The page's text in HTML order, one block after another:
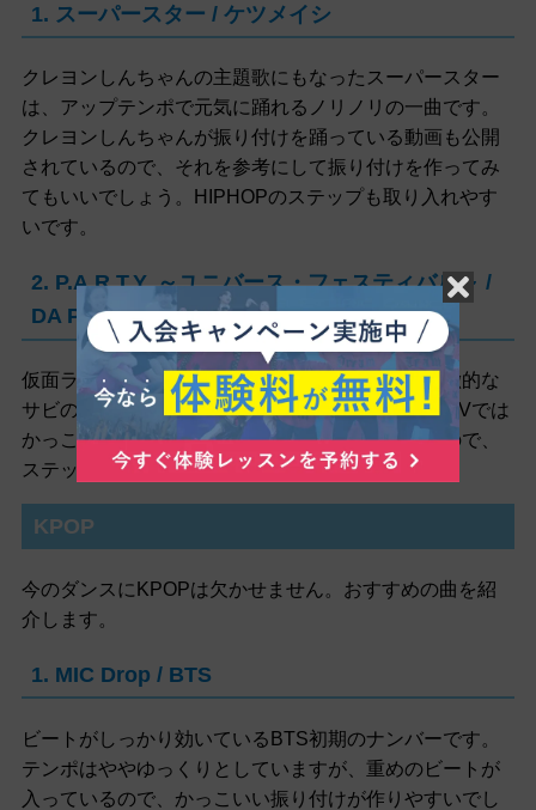
1. スーパースター / ケツメイシ
クレヨンしんちゃんの主題歌にもなったスーパースター
は、アップテンポで元気に踊れるノリノリの一曲です。
クレヨンしんちゃんが振り付けを踊っている動画も公開
されているので、それを参考にして振り付けを作ってみ
てもいいでしょう。HIPHOPのステップも取り入れやす
いです。
2. P.A.R.T.Y. ～ユニバース・フェスティバル～ /
DA PUMP
仮面ライダーの劇場版主題歌となった曲です。特徴的な
サビの振り付けを取り入れてみるのもおすすめ。MVでは
かっこいいダンスの振り付けがたくさん登場するので、
ステップを覚えるのにも役立ちそうです。
KPOP
今のダンスにKPOPは欠かせません。おすすめの曲を紹
介します。
1. MIC Drop / BTS
ビートがしっかり効いているBTS初期のナンバーです。
テンポはややゆっくりとしていますが、重めのビートが
入っているので、かっこいい振り付けが作りやすいでし